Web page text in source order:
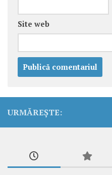
Site web
URMĂREȘTE: